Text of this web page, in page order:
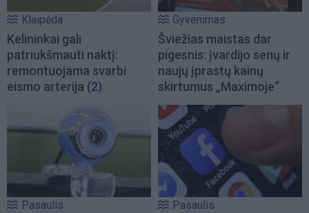
Klaipėda
Kelininkai gali
patriukšmauti naktį:
remontuojama svarbi
eismo arterija (2)
Gyvenimas
Šviežias maistas dar
pigesnis: įvardijo senų ir
naujų įprastų kainų
skirtumus „Maximoje“
Pasaulis Pasaulis